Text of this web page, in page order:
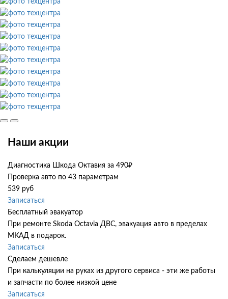
Наши акции
Диагностика Шкода Октавия за 490₽
Проверка авто по 43 параметрам
539 руб
Записаться
Бесплатный эвакуатор
При ремонте Skoda Octavia ДВС, эвакуация авто в пределах
МКАД в подарок.
Записаться
Сделаем дешевле
При калькуляции на руках из другого сервиса - эти же работы
и запчасти по более низкой цене
Записаться